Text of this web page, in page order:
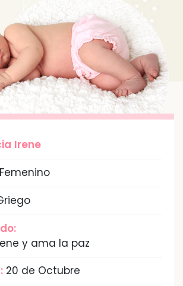
Irene
Femenino
y ama la paz
20 de Octubre